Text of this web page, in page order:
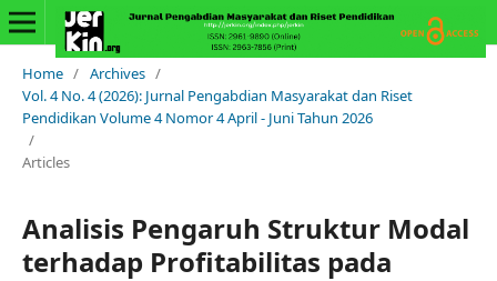
Home / Archives /
Vol. 4 No. 4 (2026): Jurnal Pengabdian Masyarakat dan Riset
Pendidikan Volume 4 Nomor 4 April - Juni Tahun 2026
/
Articles
Analisis Pengaruh Struktur Modal
terhadap Profitabilitas pada